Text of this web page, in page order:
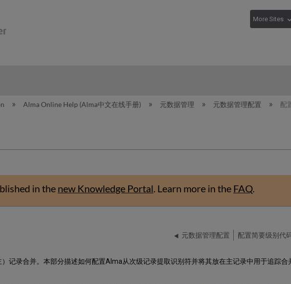
Alma Online Help (Alma中文在线手册) 元数据管理 元数据管理配置 配
in the new Knowledge Portal. Learn more in the FAQ.
元数据管理配置 配置简要级别代
记录合并。本部分描述如何配置Alma从次级记录提取识别符并将其放在主记录中用于追踪合